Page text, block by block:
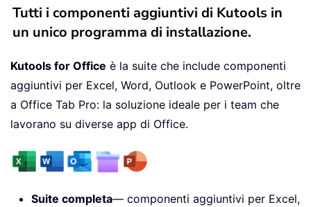
Tutti i componenti aggiuntivi di Kutools in
un unico programma di installazione.
Kutools for Office è la suite che include componenti
aggiuntivi per Excel, Word, Outlook e PowerPoint, oltre
a Office Tab Pro: la soluzione ideale per i team che
lavorano su diverse app di Office.
Suite completa— componenti aggiuntivi per Excel,